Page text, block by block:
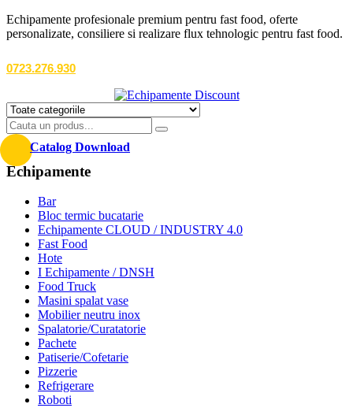
Echipamente profesionale premium pentru fast food, oferte
personalizate, consiliere si realizare flux tehnologic pentru fast food.
0723.276.930
Catalog Download
Echipamente
Bar
Bloc termic bucatarie
Echipamente CLOUD / INDUSTRY 4.0
Fast Food
Hote
I Echipamente / DNSH
Food Truck
Masini spalat vase
Mobilier neutru inox
Spalatorie/Curatatorie
Pachete
Patiserie/Cofetarie
Pizzerie
Refrigerare
Roboti